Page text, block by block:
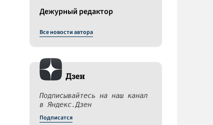
Дежурный редактор
Все новости автора
Дзен
Подписывайтесь на наш канал
в Яндекс.Дзен
Подписатся